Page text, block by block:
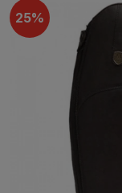
25%